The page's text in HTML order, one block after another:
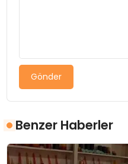
Gönder
Benzer Haberler